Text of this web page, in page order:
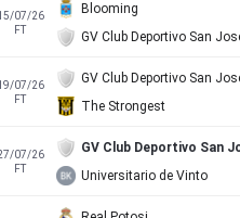
07/26
FT
Blooming
GV Club Deportivo San
07/26
FT
GV Club Deportivo San
The Strongest
07/26
FT
GV Club Deportivo San
Universitario de Vinto